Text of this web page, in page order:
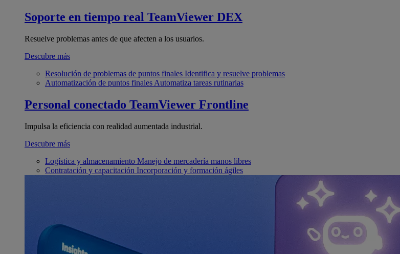
Soporte en tiempo real TeamViewer DEX
Resuelve problemas antes de que afecten a los usuarios.
Descubre más
Resolución de problemas de puntos finales Identifica y resuelve problemas
Automatización de puntos finales Automatiza tareas rutinarias
Personal conectado TeamViewer Frontline
Impulsa la eficiencia con realidad aumentada industrial.
Descubre más
Logística y almacenamiento Manejo de mercadería manos libres
Contratación y capacitación Incorporación y formación ágiles